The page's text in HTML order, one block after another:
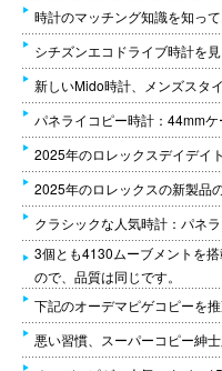
時計のマッチング知識を知っ
シチズンエコドライブ時計を
新しいMido時計、メンズスタ
パネライコピー時計：44mm
2025年のロレックスデイデイ
2025年のロレックスの新製品
クラシックな人気時計：パネ
3個とも4130ムーブメントを
ので、品質は同じです。
下記のオーデマピゲコピーを推
悪い習慣、スーパーコピー紳